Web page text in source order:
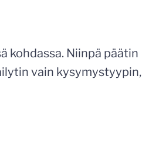
kohdassa. Niinpä päätin
vain kysymystyypin,